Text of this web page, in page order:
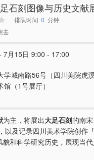
石刻图像与历史文献
排队时间 0 分钟
去
7月15日 9:00 - 17:00
城南路56号（四川美院虎溪
（1号展厅）
为主，将展出大足石刻的南
以及记录四川美术学院创作
貌和科学研究历史，展现当